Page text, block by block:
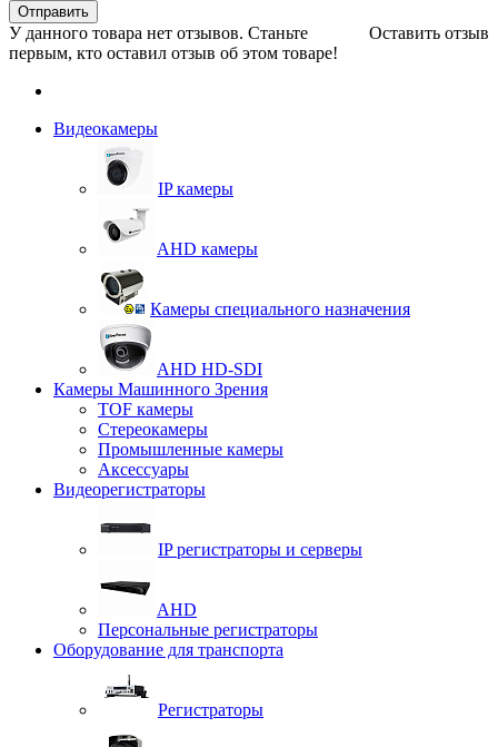
Отправить
Оставить отзыв
У данного товара нет отзывов. Станьте
первым, кто оставил отзыв об этом товаре!
Видеокамеры
IP камеры
AHD камеры
Камеры специального назначения
AHD HD-SDI
Камеры Машинного Зрения
TOF камеры
Стереокамеры
Промышленные камеры
Аксессуары
Видеорегистраторы
IP регистраторы и серверы
AHD
Персональные регистраторы
Оборудование для транспорта
Регистраторы